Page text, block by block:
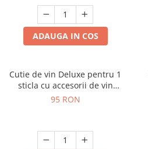
ADAUGA IN COS
Cutie de vin Deluxe pentru 1
sticla cu accesorii de vin
incluse interior oranj
95 RON